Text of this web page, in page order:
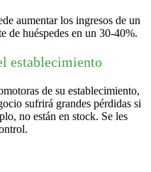
aumentar los ingresos de un
de huéspedes en un 30-40%.
establecimiento
de su establecimiento,
sufrirá grandes pérdidas si
no están en stock. Se les